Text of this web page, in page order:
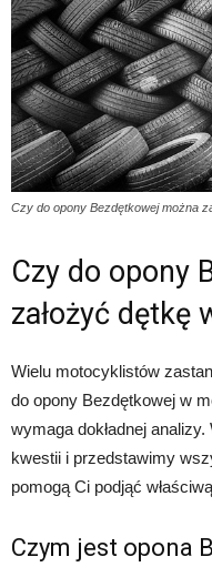
Czy do opony Bezdętkowej można
Czy do opony
założyć dętkę
Wielu motocyklistów
do opony Bezdętkowej w
wymaga dokładnej
kwestii i przedstawimy
pomogą Ci podjąć
Czym jest opona